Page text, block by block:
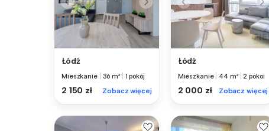
Łódź
Mieszkanie 36 m² 1 pokój
2 150 zł Zobacz więcej
Łódź
Mieszkanie 44 m² |2 pokoi
2 000 zł Zobacz więcej